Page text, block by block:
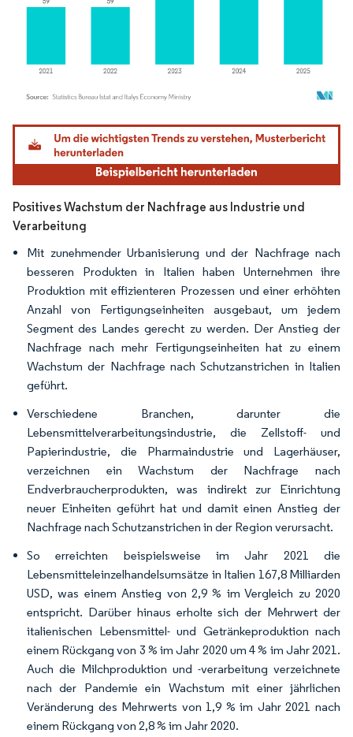
Bild © Mordor Intelligence. Wiederverwendung erfordert Namensnennung gemäß
Positives Wachstum der Nachfrage aus Industrie und
Verarbeitung
Mit zunehmender Urbanisierung und der Nachfrage nach
besseren Produkten in Italien haben Unternehmen ihre
Produktion mit effizienteren Prozessen und einer erhöhten
Anzahl von Fertigungseinheiten ausgebaut, um jedem
Segment des Landes gerecht zu werden. Der Anstieg der
Nachfrage nach mehr Fertigungseinheiten hat zu einem
Wachstum der Nachfrage nach Schutzanstrichen in Italien
geführt.
Verschiedene Branchen, darunter die
Lebensmittelverarbeitungsindustrie, die Zellstoff- und
Papierindustrie, die Pharmaindustrie und Lagerhäuser,
verzeichnen ein Wachstum der Nachfrage nach
Endverbraucherprodukten, was indirekt zur Einrichtung
neuer Einheiten geführt hat und damit einen Anstieg der
Nachfrage nach Schutzanstrichen in der Region verursacht.
So erreichten beispielsweise im Jahr 2021 die
Lebensmitteleinzelhandelsumsätze in Italien 167,8 Milliarden
USD, was einem Anstieg von 2,9 % im Vergleich zu 2020
entspricht. Darüber hinaus erholte sich der Mehrwert der
italienischen Lebensmittel- und Getränkeproduktion nach
einem Rückgang von 3 % im Jahr 2020 um 4 % im Jahr 2021.
Auch die Milchproduktion und -verarbeitung verzeichnete
nach der Pandemie ein Wachstum mit einer jährlichen
Veränderung des Mehrwerts von 1,9 % im Jahr 2021 nach
einem Rückgang von 2,8 % im Jahr 2020.